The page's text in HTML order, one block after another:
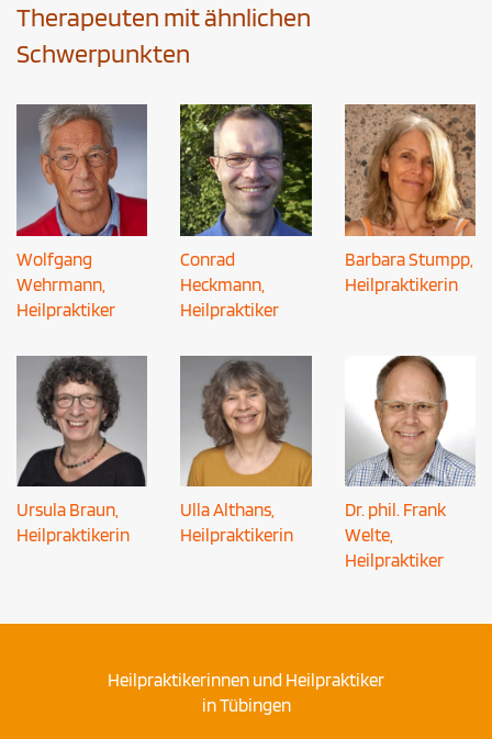
Therapeuten mit ähnlichen
Schwerpunkten
Wolfgang
Wehrmann,
Heilpraktiker
Conrad
Heckmann,
Heilpraktiker
Barbara Stumpp,
Heilpraktikerin
Ursula Braun,
Heilpraktikerin
Ulla Althans,
Heilpraktikerin
Dr. phil. Frank
Welte,
Heilpraktiker
Heilpraktikerinnen und Heilpraktiker
in Tübingen